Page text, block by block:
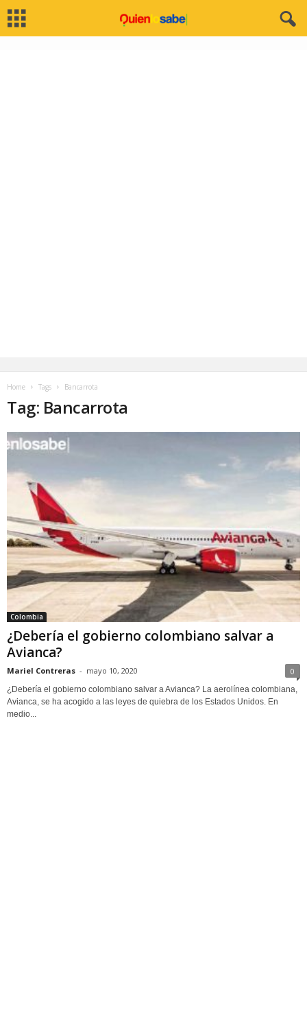
Home Tags Bancarrota
Tag: Bancarrota
Colombia
¿Debería el gobierno colombiano salvar a
Avianca?
Mariel Contreras - mayo 10, 2020 0
¿Debería el gobierno colombiano salvar a Avianca? La aerolínea colombiana,
Avianca, se ha acogido a las leyes de quiebra de los Estados Unidos. En
medio...